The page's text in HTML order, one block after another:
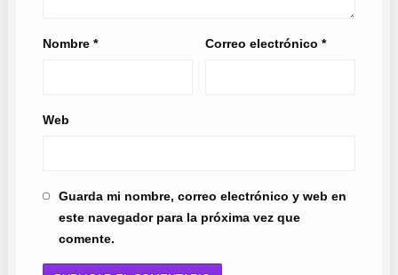
Nombre * Correo electrónico*
Web
Guarda mi nombre, correo electrónico y web en
este navegador para la próxima vez que
comente.